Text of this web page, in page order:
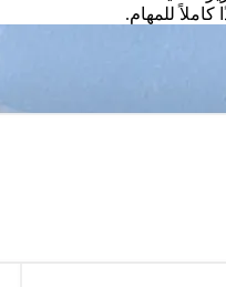
للمهام.